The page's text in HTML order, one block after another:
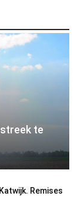
te
Remises